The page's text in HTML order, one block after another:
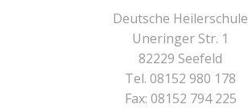
Deutsche Heilerschule
Uneringer Str. 1
82229 Seefeld
Tel. 08152 980 178
Fax: 08152 794 225